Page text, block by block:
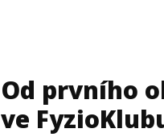
Od prvního
ve